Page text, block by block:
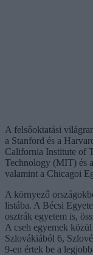
A felsőoktatási
a Stanford és a
California Institute of
Technology (MIT) és
valamint a Chicagoi
A környező
listába. A Bécsi
osztrák egyetem is,
A cseh egyemek
Szlovákiából 6,
9-en értek be a